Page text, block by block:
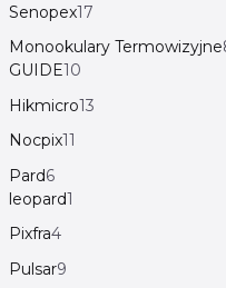
Senopex17
Monookulary Termowizyjne
GUIDE10
Hikmicro13
Nocpix11
Pard6
leopard1
Pixfra4
Pulsar9